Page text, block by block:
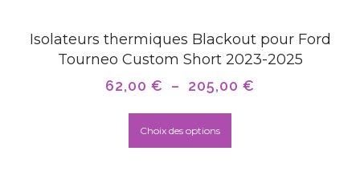
Isolateurs thermiques Blackout pour Ford
Tourneo Custom Short 2023-2025
62,00 € – 205,00 €
Choix des options